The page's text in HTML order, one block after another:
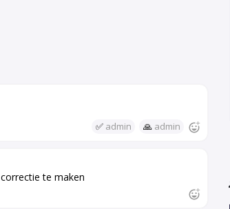
✅ admin 🙏 admin
te maken